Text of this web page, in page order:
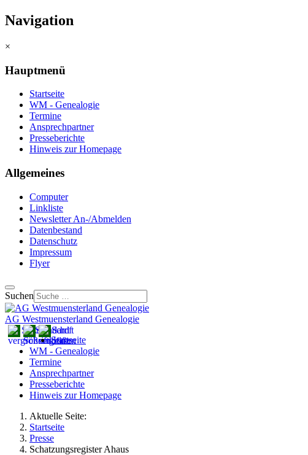
Navigation
×
Hauptmenü
Startseite
WM - Genealogie
Termine
Ansprechpartner
Presseberichte
Hinweis zur Homepage
Allgemeines
Computer
Linkliste
Newsletter An-/Abmelden
Datenbestand
Datenschutz
Impressum
Flyer
Suchen
AG Westmuensterland Genealogie
Startseite
WM - Genealogie
Termine
Ansprechpartner
Presseberichte
Hinweis zur Homepage
Aktuelle Seite:
Startseite
Presse
Schatzungsregister Ahaus